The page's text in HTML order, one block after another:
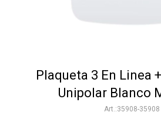
Plaqueta 3 En Linea
Unipolar Blanco
35908-35908
Varios